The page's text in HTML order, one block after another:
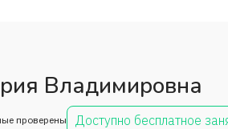
Владимировна
проверены Доступно бесплатное